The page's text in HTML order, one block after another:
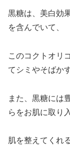
黒糖は、美白効
を含んでいて、
このコクトオリ
てシミやそばか
また、黒糖には
らをお肌に取り
肌を整えてくれ